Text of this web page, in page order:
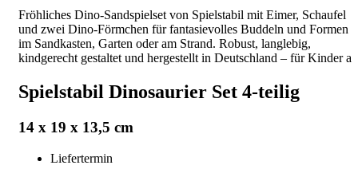
Fröhliches Dino-Sandspielset von Spielstabil mit Eimer, Schaufel
und zwei Dino-Förmchen für fantasievolles Buddeln und Formen
im Sandkasten, Garten oder am Strand. Robust, langlebig,
kindgerecht gestaltet und hergestellt in Deutschland – für Kinder a
Spielstabil Dinosaurier Set 4-teilig
14 x 19 x 13,5 cm
Liefertermin